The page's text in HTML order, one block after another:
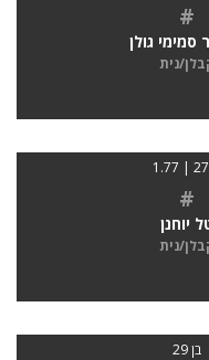
#
סמימי גולן
נית
#
יוחנן
נית
בן 29